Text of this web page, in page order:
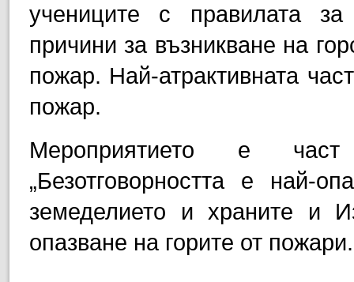
учениците с правилата за
причини за възникване на
пожар. Най-атрактивната
пожар.
Мероприятието е
„Безотговорността е най-
земеделието и храните и
опазване на горите от пожари.